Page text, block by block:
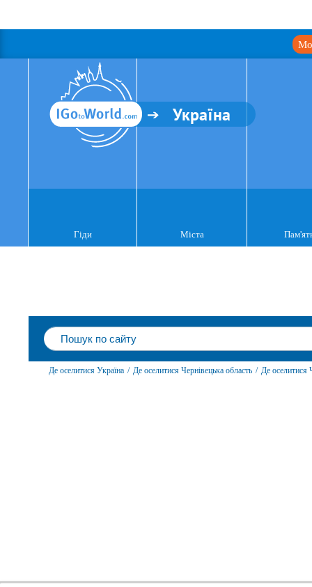
Україна
Гіди Міста
Де оселитися Україна / Де оселитися Чернівецька область / Де оселитися